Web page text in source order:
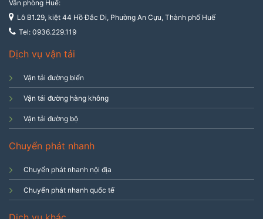
Văn phòng Huế:
Lô B1.29, kiệt 44 Hồ Đắc Di, Phường An Cựu, Thành phố Huế
Tel: 0936.229.119
Dịch vụ vận tải
Vận tải đường biển
Vận tải đường hàng không
Vận tải đường bộ
Chuyển phát nhanh
Chuyển phát nhanh nội địa
Chuyển phát nhanh quốc tế